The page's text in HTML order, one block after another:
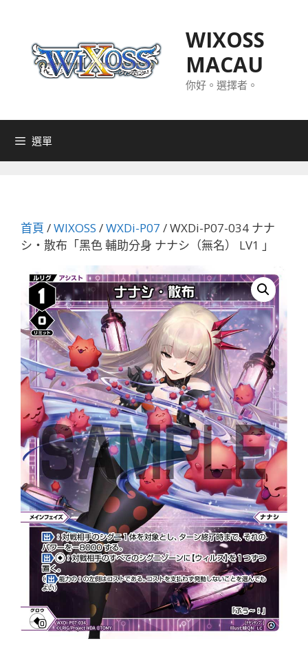
WIXOSS
MACAU
你好。選擇者。
選單
首頁 /WIXOSS /WXDi-P07 / WXDi-P07-034 ナナ
シ・散布「黑色 輔助分身 ナナシ（無名） LV1 」